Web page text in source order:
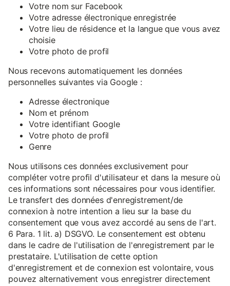
Votre nom sur Facebook
Votre adresse électronique enregistrée
Votre lieu de résidence et la langue que vous avez
choisie
Votre photo de profil
Nous recevons automatiquement les données
personnelles suivantes via Google :
Adresse électronique
Nom et prénom
Votre identifiant Google
Votre photo de profil
Genre
Nous utilisons ces données exclusivement pour
compléter votre profil d'utilisateur et dans la mesure où
ces informations sont nécessaires pour vous identifier.
Le transfert des données d'enregistrement/de
connexion à notre intention a lieu sur la base du
consentement que vous avez accordé au sens de l'art.
6 Para. 1 lit. a) DSGVO. Le consentement est obtenu
dans le cadre de l'utilisation de l'enregistrement par le
prestataire. L'utilisation de cette option
d'enregistrement et de connexion est volontaire, vous
pouvez alternativement vous enregistrer directement